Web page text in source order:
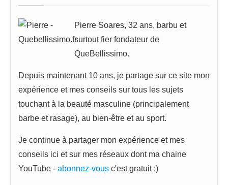
Pierre Soares, 32 ans, barbu et
surtout fier fondateur de
QueBellissimo.
Depuis maintenant 10 ans, je partage sur ce site mon
expérience et mes conseils sur tous les sujets
touchant à la beauté masculine (principalement
barbe et rasage), au bien-être et au sport.
Je continue à partager mon expérience et mes
conseils ici et sur mes réseaux dont ma chaine
YouTube - abonnez-vous c'est gratuit ;)